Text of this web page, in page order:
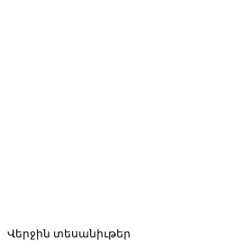
Վերջին տեսանիւթեր